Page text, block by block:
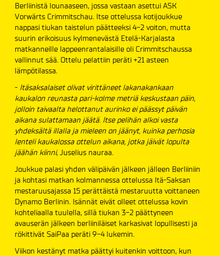
Berliinistä lounaaseen, jossa vastaan asettui ASK
Vorwärts Crimmitschau. Itse ottelussa kotijoukkue
nappasi tiukan taistelun päätteeksi 4-2 voiton, mutta
suurin erikoisuus kylmenevästä Etelä-Karjalasta
matkanneille lappeenrantalaisille oli Crimmitschaussa
vallinnut sää. Ottelu pelattiin peräti +21 asteen
lämpötilassa.
- Itäsaksalaiset olivat virittäneet lakanakankaan
kaukalon reunasta pari-kolme metriä keskustaan päin,
jolloin taivaalta helottanut aurinko ei päässyt päivän
aikana sulattamaan jäätä. Itse pelihän alkoi vasta
yhdeksältä illalla ja mieleen on jäänyt, kuinka perhosia
lenteli kaukalossa ottelun aikana, jotka jäivät lopulta
jäähän kiinni, Juselius nauraa.
Joukkue palasi yhden välipäivän jälkeen jälleen Berliiniin
ja kohtasi matkan kolmannessa ottelussa Itä-Saksan
mestaruusajassa 15 perättäistä mestaruutta voittaneen
Dynamo Berlinin. Isännät eivät olleet ottelussa kovin
kohteliaalla tuulella, sillä tiukan 3-2 päättyneen
avauserän jälkeen berliiniläiset karkasivat lopullisesti ja
rökittivät SaiPaa peräti 9-4 lukemin.
Viikon kestänyt matka päättyi kuitenkin voittoon, kun